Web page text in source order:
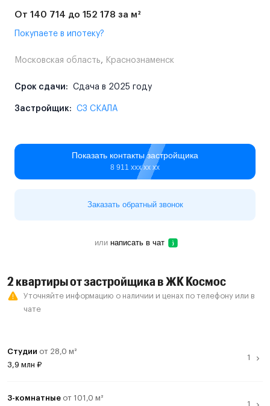
От 140 714 до 152 178 за м²
Покупаете в ипотеку?
Московская область, Краснознаменск
Срок сдачи: Сдача в 2025 году
Застройщик: СЗ СКАЛА
Показать контакты застройщика
8 911 ххх хх хх
Заказать обратный звонок
или написать в чат
2 квартиры от застройщика в ЖК Космос
Уточняйте информацию о наличии и ценах по телефону или в
чате
Студии от 28,0 м²
3,9 млн ₽
3-комнатные от 101,0 м²